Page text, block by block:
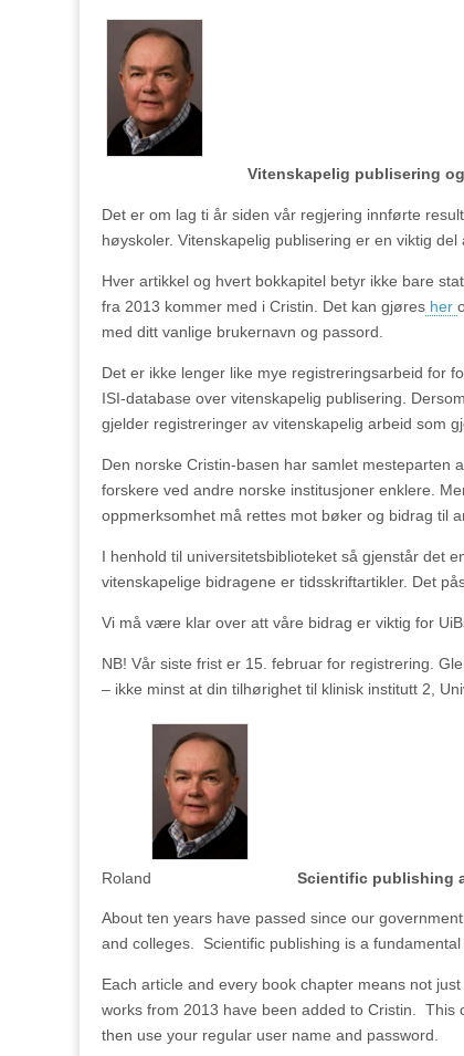
Vitenskapelig publisering
Det er om lag ti år siden vår regjering innførte
høyskoler. Vitenskapelig publisering er en viktig del
Hver artikkel og hvert bokkapitel betyr ikke bare
fra 2013 kommer med i Cristin. Det kan gjøres her
med ditt vanlige brukernavn og passord.
Det er ikke lenger like mye registreringsarbeid for
ISI-database over vitenskapelig publisering.
gjelder registreringer av vitenskapelig arbeid som
Den norske Cristin-basen har samlet mesteparten
forskere ved andre norske institusjoner enklere.
oppmerksomhet må rettes mot bøker og bidrag til
I henhold til universitetsbiblioteket så gjenstår det
vitenskapelige bidragene er tidsskriftartikler. Det
Vi må være klar over att våre bidrag er viktig for
NB! Vår siste frist er 15. februar for registrering.
– ikke minst at din tilhørighet til klinisk institutt 2,
Roland Scientific publishing
About ten years have passed since our
and colleges. Scientific publishing is a
Each article and every book chapter means not
works from 2013 have been added to Cristin. This
then use your regular user name and password.